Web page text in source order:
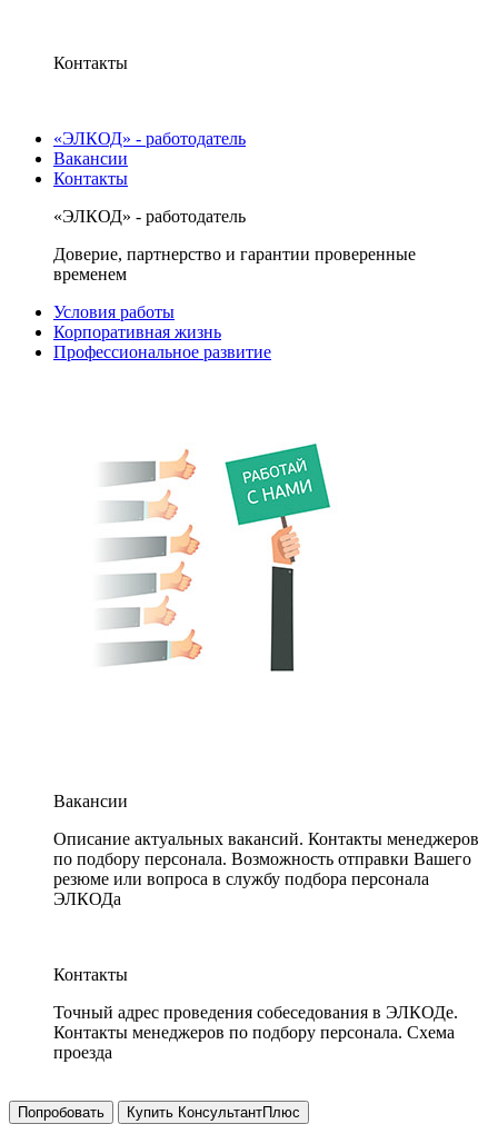
Контакты
«ЭЛКОД» - работодатель
Вакансии
Контакты
«ЭЛКОД» - работодатель
Доверие, партнерство и гарантии проверенные
временем
Условия работы
Корпоративная жизнь
Профессиональное развитие
Вакансии
Описание актуальных вакансий. Контакты менеджеров
по подбору персонала. Возможность отправки Вашего
резюме или вопроса в службу подбора персонала
ЭЛКОДа
Контакты
Точный адрес проведения собеседования в ЭЛКОДе.
Контакты менеджеров по подбору персонала. Схема
проезда
Попробовать Купить КонсультантПлюс